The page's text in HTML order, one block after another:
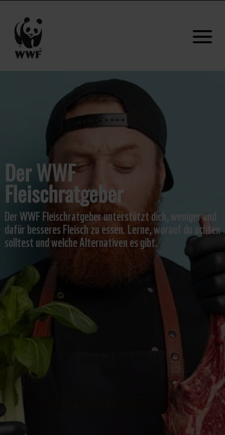
Der WWF
Fleischratgeber
Der WWF Fleischratgeber unterstützt dich, weniger und
dafür besseres Fleisch zu essen. Lerne, worauf du achten
solltest und welche Alternativen es gibt.